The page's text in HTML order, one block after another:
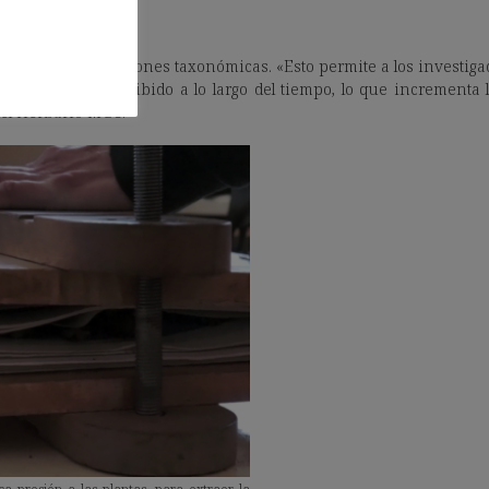
de identificaciones taxonómicas. «Esto permite a los
que ha recibido a lo largo del tiempo, lo que incrementa
Herbario MGC.